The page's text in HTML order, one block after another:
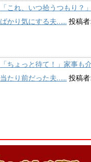
「これ、いつ拾うつもり？
ばかり気にする夫…... 投稿者:
「ちょっと待て！」家事も
当たり前だった夫…... 投稿者: